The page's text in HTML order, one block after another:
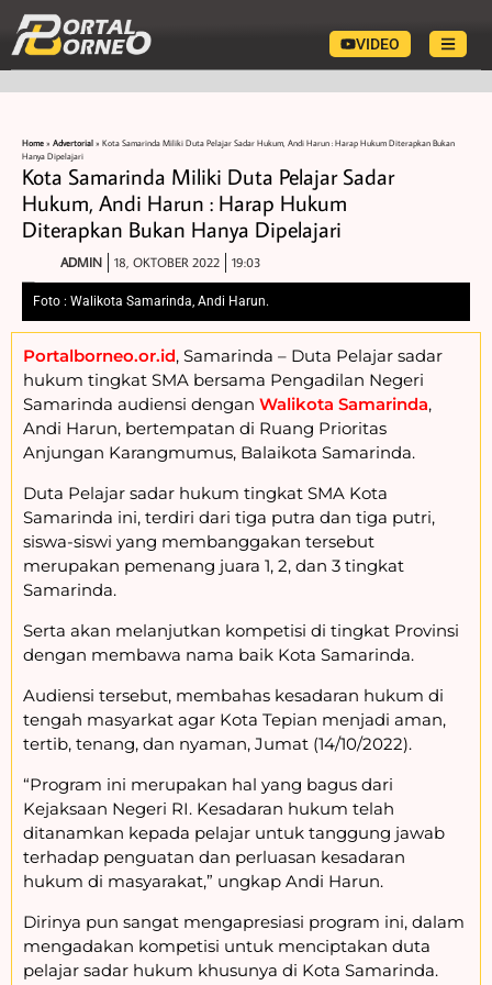
VIDEO
Home » Advertorial » Kota Samarinda Miliki Duta Pelajar Sadar Hukum, Andi Harun : Harap Hukum Diterapkan Bukan
Hanya Dipelajari
Kota Samarinda Miliki Duta Pelajar Sadar
Hukum, Andi Harun : Harap Hukum
Diterapkan Bukan Hanya Dipelajari
ADMIN 18, OKTOBER 2022 19:03
Foto : Walikota Samarinda, Andi Harun.
Portalborneo.or.id, Samarinda – Duta Pelajar sadar
hukum tingkat SMA bersama Pengadilan Negeri
Samarinda audiensi dengan Walikota Samarinda,
Andi Harun, bertempatan di Ruang Prioritas
Anjungan Karangmumus, Balaikota Samarinda.
Duta Pelajar sadar hukum tingkat SMA Kota
Samarinda ini, terdiri dari tiga putra dan tiga putri,
siswa-siswi yang membanggakan tersebut
merupakan pemenang juara 1, 2, dan 3 tingkat
Samarinda.
Serta akan melanjutkan kompetisi di tingkat Provinsi
dengan membawa nama baik Kota Samarinda.
Audiensi tersebut, membahas kesadaran hukum di
tengah masyarkat agar Kota Tepian menjadi aman,
tertib, tenang, dan nyaman, Jumat (14/10/2022).
“Program ini merupakan hal yang bagus dari
Kejaksaan Negeri RI. Kesadaran hukum telah
ditanamkan kepada pelajar untuk tanggung jawab
terhadap penguatan dan perluasan kesadaran
hukum di masyarakat,” ungkap Andi Harun.
Dirinya pun sangat mengapresiasi program ini, dalam
mengadakan kompetisi untuk menciptakan duta
pelajar sadar hukum khusunya di Kota Samarinda.